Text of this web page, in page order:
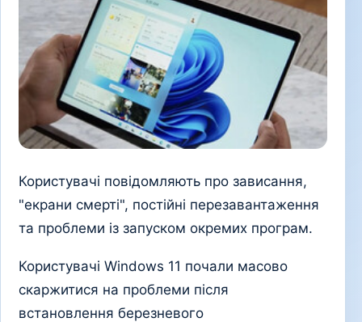
Користувачі повідомляють про зависання,
"екрани смерті", постійні перезавантаження
та проблеми із запуском окремих програм.
Користувачі Windows 11 почали масово
скаржитися на проблеми після
встановлення березневого